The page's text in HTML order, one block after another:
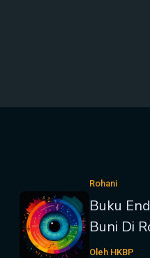
Rohani
Buku
Buni Di
Oleh HKBP